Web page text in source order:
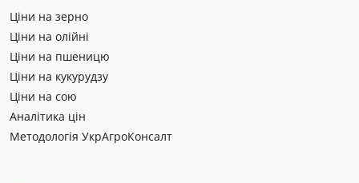
Ціни на зерно
Ціни на олійні
Ціни на пшеницю
Ціни на кукурудзу
Ціни на сою
Аналітика цін
Методологія УкрАгроКонсалт